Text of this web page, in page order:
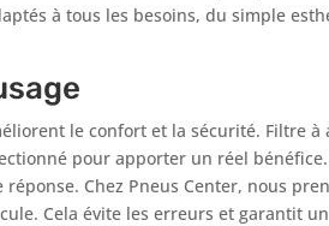
à tous les besoins, du simple
le confort et la sécurité. Filtre à
pour apporter un réel
Chez Pneus Center, nous
Cela évite les erreurs et garantit